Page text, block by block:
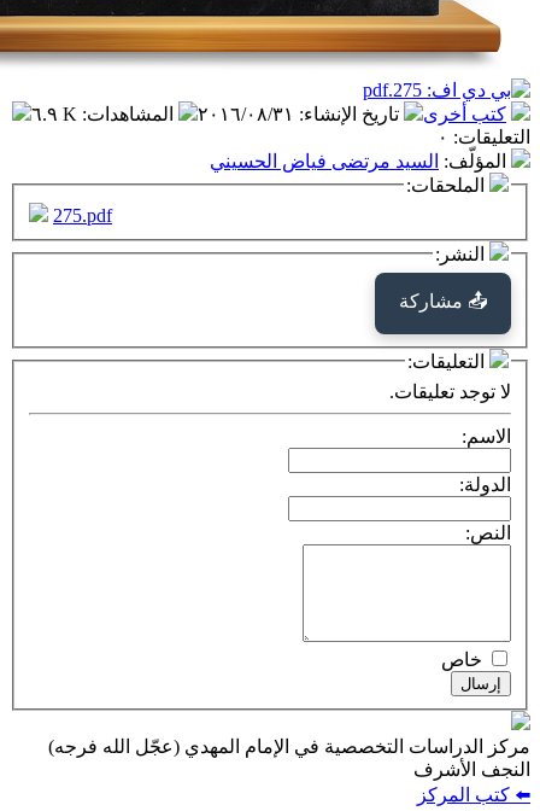
تاريخ الإنشاء:٢٠١٦/٠٨/٣١ المشاهدات:٦.٩ K
مرتضى فياض الحسيني
التخصصية في الإمام المهدي (عجّل الله فرجه)